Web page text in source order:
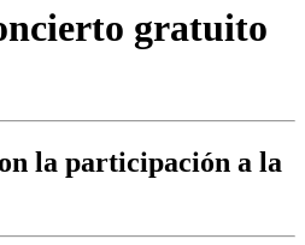
gratuito
la participación a la